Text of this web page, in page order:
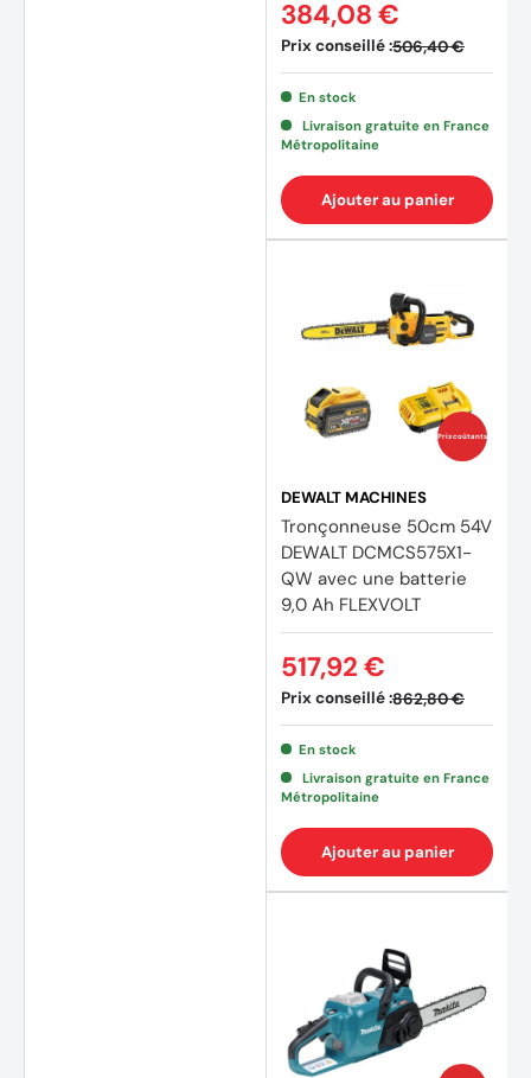
Prix conseillé :506,40 €
384,08 €
En stock
Livraison gratuite en France
Métropolitaine
Ajouter au panier
Prix coûtants
DEWALT MACHINES
Tronçonneuse 50cm 54V
DEWALT DCMCS575X1-
QW avec une batterie
9,0 Ah FLEXVOLT
Prix conseillé :862,80 €
517,92 €
En stock
Livraison gratuite en France
Métropolitaine
Ajouter au panier